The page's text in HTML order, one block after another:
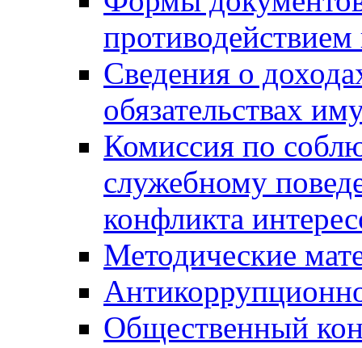
Сведения о
обязательствах
Комиссия по
служебному
конфликта
Методические
Общественный